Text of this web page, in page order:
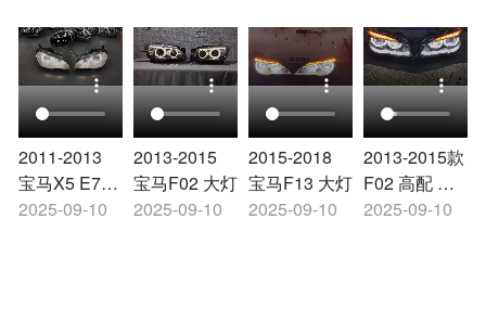
2011-2013
宝马X5 E70
大灯
2025-09-10
2013-2015
宝马F02 大灯
2025-09-10
2015-2018
宝马F13 大灯
2025-09-10
2013-2015款
F02 高配 大
灯
2025-09-10